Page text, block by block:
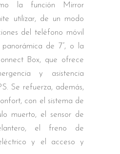
la función Mirror
utilizar, de un modo
del teléfono móvil
de 7”, o la
Box, que ofrece
y asistencia
Se refuerza, además,
con el sistema de
muerto, el sensor de
el freno de
y el acceso y